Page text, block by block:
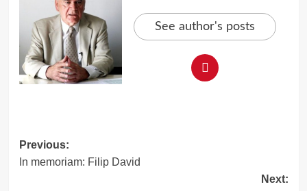
See author's posts
Post
navigation
Previous:
In memoriam: Filip David
Next: